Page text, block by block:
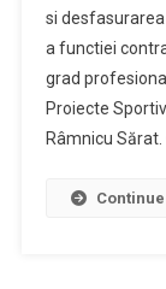
si
a functiei
grad
Proiecte
Râmnicu